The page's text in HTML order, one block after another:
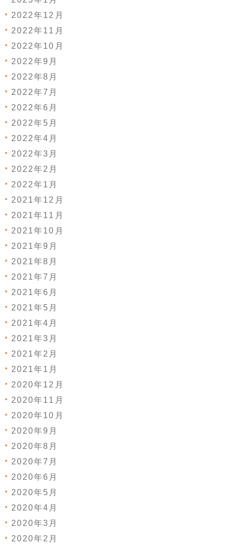
2022年12月
2022年11月
2022年10月
2022年9月
2022年8月
2022年7月
2022年6月
2022年5月
2022年4月
2022年3月
2022年2月
2022年1月
2021年12月
2021年11月
2021年10月
2021年9月
2021年8月
2021年7月
2021年6月
2021年5月
2021年4月
2021年3月
2021年2月
2021年1月
2020年12月
2020年11月
2020年10月
2020年9月
2020年8月
2020年7月
2020年6月
2020年5月
2020年4月
2020年3月
2020年2月